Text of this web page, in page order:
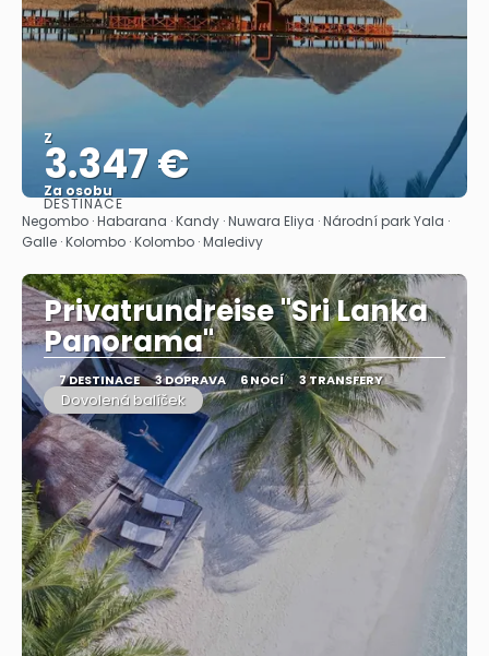
Z
3.347 €
Za osobu
Zobrazit
DESTINACE
Negombo · Habarana · Kandy · Nuwara Eliya · Národní park Yala ·
Galle · Kolombo · Kolombo · Maledivy
Privatrundreise "Sri Lanka
Panorama"
7 DESTINACE 3 DOPRAVA 6 NOCÍ 3 TRANSFERY
Dovolená balíček